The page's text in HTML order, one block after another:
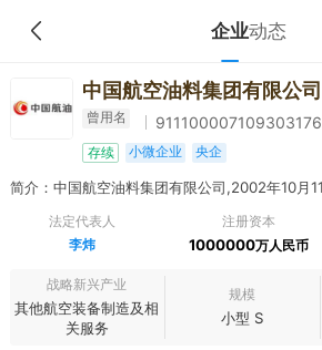
企业动态
中国航空油料集团有限公司
曾用名 911100007109303176
存续 小微企业 央企
法定代表人
李炜
注册资本
1000000万人民币
战略新兴产业
其他航空装备制造及相
关服务
规模
小型 S